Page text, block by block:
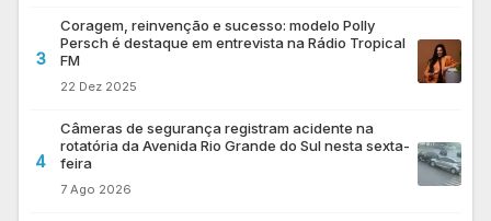
3
Coragem, reinvenção e sucesso: modelo Polly
Persch é destaque em entrevista na Rádio Tropical
FM
22 Dez 2025
4
Câmeras de segurança registram acidente na
rotatória da Avenida Rio Grande do Sul nesta sexta-
feira
7 Ago 2026